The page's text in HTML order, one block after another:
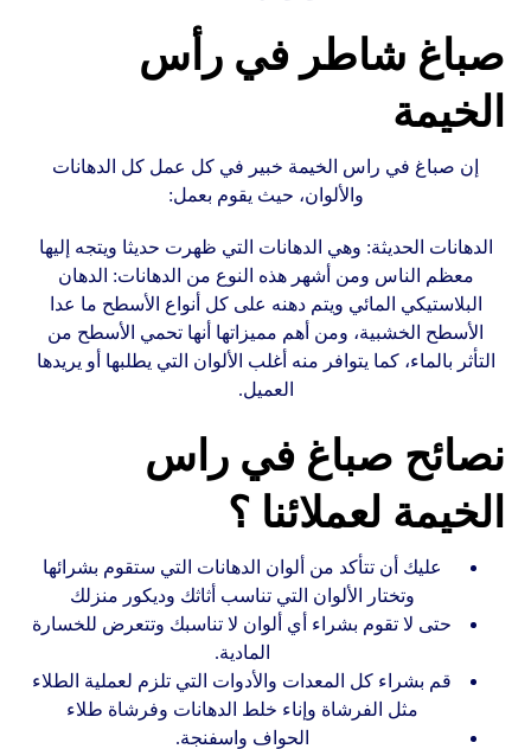
صباغ شاطر في رأس
الخيمة
إن صباغ في راس الخيمة خبير في كل عمل كل الدهانات
والألوان، حيث يقوم بعمل:
الدهانات الحديثة: وهي الدهانات التي ظهرت حديثا ويتجه إليها
معظم الناس ومن أشهر هذه النوع من الدهانات: الدهان
البلاستيكي المائي ويتم دهنه على كل أنواع الأسطح ما عدا
الأسطح الخشبية، ومن أهم مميزاتها أنها تحمي الأسطح من
التأثر بالماء، كما يتوافر منه أغلب الألوان التي يطلبها أو يريدها
العميل.
نصائح صباغ في راس
الخيمة لعملائنا ؟
عليك أن تتأكد من ألوان الدهانات التي ستقوم بشرائها
وتختار الألوان التي تناسب أثاثك وديكور منزلك
حتى لا تقوم بشراء أي ألوان لا تناسبك وتتعرض للخسارة
المادية.
قم بشراء كل المعدات والأدوات التي تلزم لعملية الطلاء
مثل الفرشاة وإناء خلط الدهانات وفرشاة طلاء
الحواف واسفنجة.